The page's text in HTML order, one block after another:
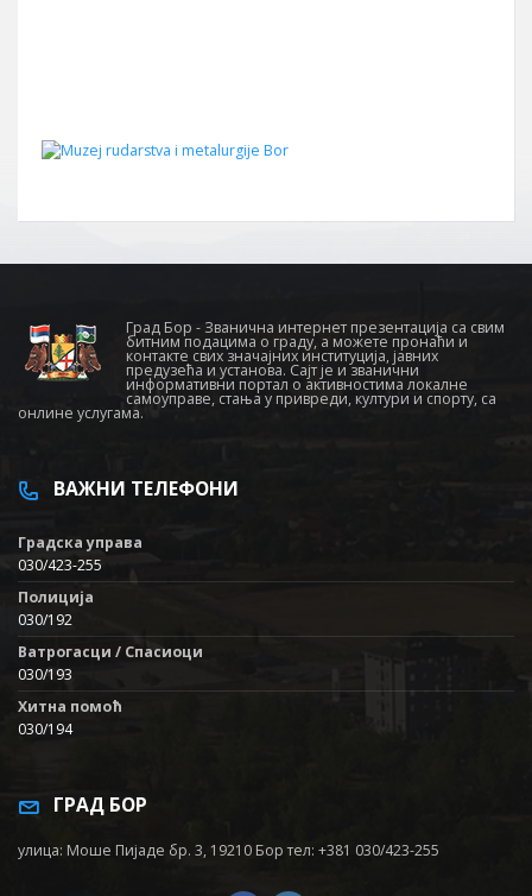
Град Бор - Званична интернет презентација са свим
битним подацима о граду, а можете пронаћи и
контакте свих значајних институција, јавних
предузећа и установа. Сајт је и званични
информативни портал о активностима локалне
самоуправе, стања у привреди, култури и спорту, са
онлине услугама.
ВАЖНИ ТЕЛЕФОНИ
Градска управа
030/423-255
Полиција
030/192
Ватрогасци / Спасиоци
030/193
Хитна помоћ
030/194
ГРАД БОР
улица: Моше Пијаде бр. 3, 19210 Бор тел: +381 030/423-255